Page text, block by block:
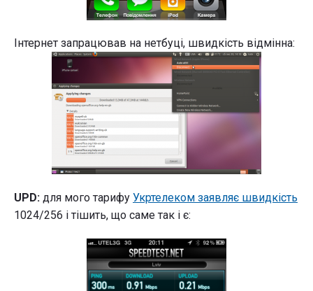
Інтернет запрацював на нетбуці, швидкість відмінна:
UPD: для мого тарифу Укртелеком заявляє швидкість
1024/256 і тішить, що саме так і є: